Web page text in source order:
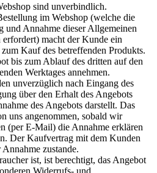
sind unverbindlich.
im Webshop (welche die
und Annahme dieser Allgemeinen
erfordert) macht der Kunde ein
Kauf des betreffenden Produkts.
bis zum Ablauf des dritten auf den
Werktages annehmen.
unverzüglich nach Eingang des
über den Erhalt des Angebots
des Angebots darstellt. Das
uns angenommen, sobald wir
(per E-Mail) die Annahme erklären
Der Kaufvertrag mit dem Kunden
zustande.
ist, ist berechtigt, das Angebot
Widerrufs- und